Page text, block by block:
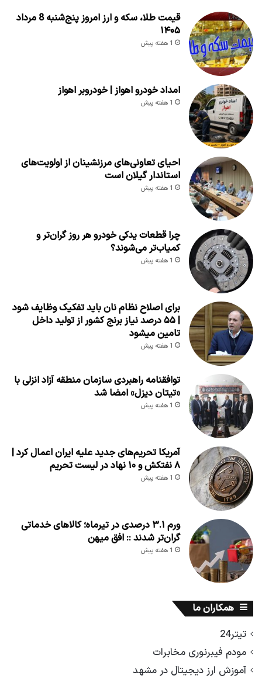
قیمت طلا، سکه و ارز امروز پنج‌شنبه 8 مرداد
۱۴۰۵
1 هفته پیش
امداد خودرو اهواز | خودروبر اهواز
1 هفته پیش
احیای تعاونی‌های مرزنشینان از اولویت‌های
استاندار گیلان است
1 هفته پیش
چرا قطعات یدکی خودرو هر روز گران‌تر و
کمیاب‌تر می‌شوند؟
1 هفته پیش
برای اصلاح نظام نان باید تفکیک وظایف شود
| ۵۵ درصد نیاز برنج کشور از تولید داخل
تامین میشود
1 هفته پیش
توافقنامه راهبردی سازمان منطقه آزاد انزلی با
«تیتان دیزل» امضا شد
1 هفته پیش
آمریکا تحریم‌های جدید علیه ایران اعمال کرد |
۸ نفتکش و ۱۰ نهاد در لیست تحریم
1 هفته پیش
ورم ۳.۱ درصدی در تیرماه؛ کالاهای خدماتی
گران‌تر شدند :: افق میهن
1 هفته پیش
همکاران ما
تیتر24
مودم فیبرنوری مخابرات
آموزش ارز دیجیتال در مشهد